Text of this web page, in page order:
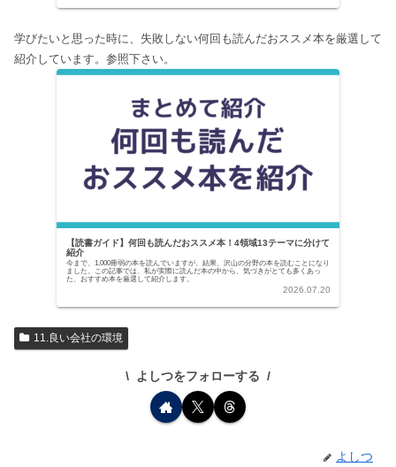
学びたいと思った時に、失敗しない何回も読んだおススメ本を厳選して
紹介しています。参照下さい。
【読書ガイド】何回も読んだおススメ本！4領域13テーマに分けて
紹介
今まで、1,000冊弱の本を読んでいますが、結果、沢山の分野の本を読むことになり
ました。この記事では、私が実際に読んだ本の中から、気づきがとても多くあっ
た、おすすめ本を厳選して紹介します。
2026.07.20
11.良い会社の環境
よしつをフォローする
よしつ